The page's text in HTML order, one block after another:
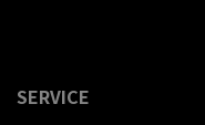
SERVICE